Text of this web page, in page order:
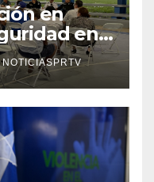
en
en